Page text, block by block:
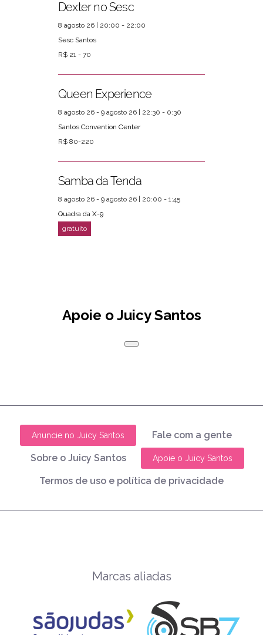
Dexter no Sesc
8 agosto 26 | 20:00 - 22:00
Sesc Santos
R$ 21 - 70
Queen Experience
8 agosto 26 - 9 agosto 26 | 22:30 - 0:30
Santos Convention Center
R$ 80-220
Samba da Tenda
8 agosto 26 - 9 agosto 26 | 20:00 - 1:45
Quadra da X-9
Apoie o Juicy Santos
Anuncie no Juicy Santos Fale com a gente
Sobre o Juicy Santos Apoie o Juicy Santos
Termos de uso e política de privacidade
Marcas aliadas